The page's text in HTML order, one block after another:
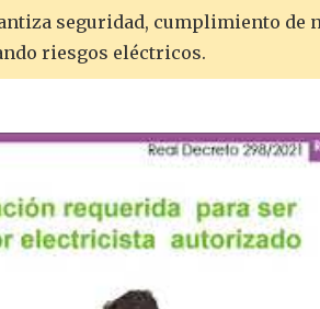
seguridad, cumplimiento de
riesgos eléctricos.